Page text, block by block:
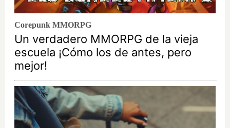
Corepunk MMORPG
Un verdadero MMORPG de la vieja
escuela ¡Cómo los de antes, pero
mejor!